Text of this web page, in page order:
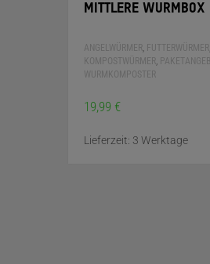
MITTLERE WURMBOX
ANGELWÜRMER, FUTTERWÜRMER
KOMPOSTWÜRMER,
WURMKOMPOSTER
19,99 €
Lieferzeit: 3 Werktage